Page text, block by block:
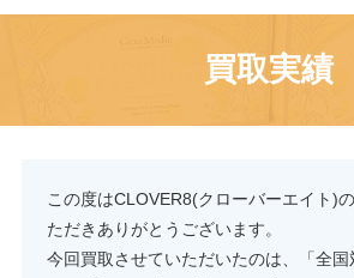
買取実績
この度はCLOVER8(クローバーエイト)
ただきありがとうございます。
今回買取させていただいたのは、「全